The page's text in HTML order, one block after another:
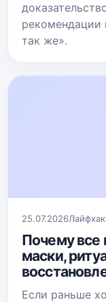
рекомендации
так же».
25.07.2026
Почему все
маски,
Если раньше